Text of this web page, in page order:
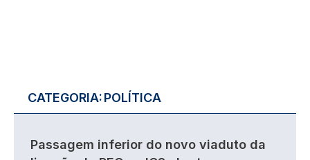
CATEGORIA:POLÍTICA
Passagem inferior do novo viaduto da